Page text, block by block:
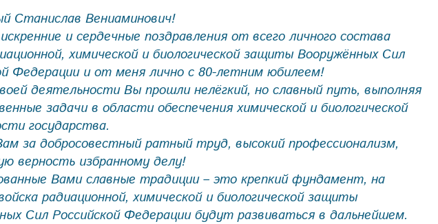
Станислав Вениаминович!
и сердечные поздравления от всего личного состава
химической и биологической защиты Вооружённых Сил
Федерации и от меня лично с 80-летним юбилеем!
деятельности Вы прошли нелёгкий, но славный путь, выполняя
задачи в области обеспечения химической и биологической
государства.
за добросовестный ратный труд, высокий профессионализм,
верность избранному делу!
Вами славные традиции – это крепкий фундамент, на
радиационной, химической и биологической защиты
Сил Российской Федерации будут развиваться в дальнейшем.